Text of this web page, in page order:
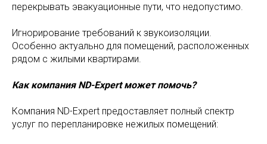
перекрывать эвакуационные пути, что недопустимо.
Игнорирование требований к звукоизоляции.
Особенно актуально для помещений, расположенных
рядом с жилыми квартирами.
Как компания ND-Expert может помочь?
Компания ND-Expert предоставляет полный спектр
услуг по перепланировке нежилых помещений: